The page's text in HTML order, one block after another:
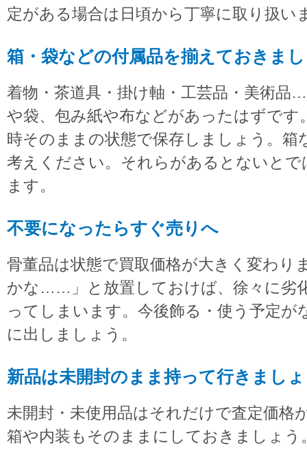
定がある場合は日頃から丁寧に取り扱い
箱・袋などの付属品を揃えておきま
着物・茶道具・掛け軸・工芸品・美術
や袋、包み紙や布などがあったはずです
時そのままの状態で保存しましょう。箱
考えください。それらがあるとないとで
ます。
不要になったらすぐ売りへ
骨董品は状態で買取価格が大きく変わり
かな……」と放置しておけば、徐々に劣
ってしまいます。今後飾る・使う予定が
に出しましょう。
新品は未開封のまま持って行きまし
未開封・未使用品はそれだけで査定価格
箱や内装もそのままにしておきましょう